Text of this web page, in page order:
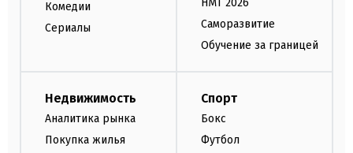
Комедии
Сериалы
НМТ 2026
Саморазвитие
Обучение за границей
Недвижимость
Аналитика рынка
Покупка жилья
Спорт
Бокс
Футбол